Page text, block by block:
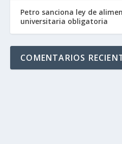
Petro sanciona ley de
universitaria obligatoria
COMENTARIOS